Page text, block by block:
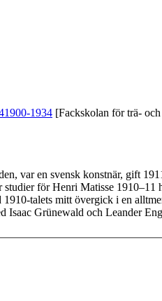
1900-1934 [Fackskolan för trä-
var en svensk konstnär, gift
för Henri Matisse 1910–11
talets mitt övergick i en
Isaac Grünewald och Leander